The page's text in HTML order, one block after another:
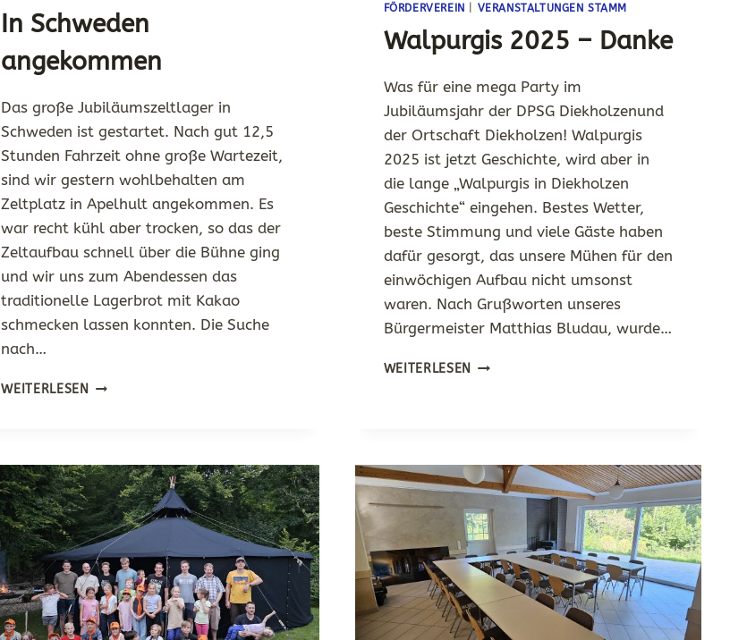
In Schweden
angekommen
Das große Jubiläumszeltlager in
Schweden ist gestartet. Nach gut 12,5
Stunden Fahrzeit ohne große Wartezeit,
sind wir gestern wohlbehalten am
Zeltplatz in Apelhult angekommen. Es
war recht kühl aber trocken, so das der
Zeltaufbau schnell über die Bühne ging
und wir uns zum Abendessen das
traditionelle Lagerbrot mit Kakao
schmecken lassen konnten. Die Suche
nach…
WEITERLESENIN
FÖRDERVEREIN
VERANSTALTUNGEN STAMM
Walpurgis 2025 – Danke
Was für eine mega Party im
Jubiläumsjahr der DPSG Diekholzenund
der Ortschaft Diekholzen! Walpurgis
2025 ist jetzt Geschichte, wird aber in
die lange „Walpurgis in Diekholzen
Geschichte“ eingehen. Bestes Wetter,
beste Stimmung und viele Gäste haben
dafür gesorgt, das unsere Mühen für den
einwöchigen Aufbau nicht umsonst
waren. Nach Grußworten unseres
Bürgermeister Matthias Bludau, wurde…
WEITERLESEN WALPURGIS